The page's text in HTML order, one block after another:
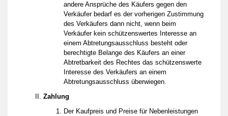
andere Ansprüche des Käufers gegen den
Verkäufer bedarf es der vorherigen Zustimmung
des Verkäufers dann nicht, wenn beim
Verkäufer kein schützenswertes Interesse an
einem Abtretungsausschluss besteht oder
berechtigte Belange des Käufers an einer
Abtretbarkeit des Rechtes das schützenswerte
Interesse des Verkäufers an einem
Abtretungsausschluss überwiegen.
Zahlung
Der Kaufpreis und Preise für Nebenleistungen